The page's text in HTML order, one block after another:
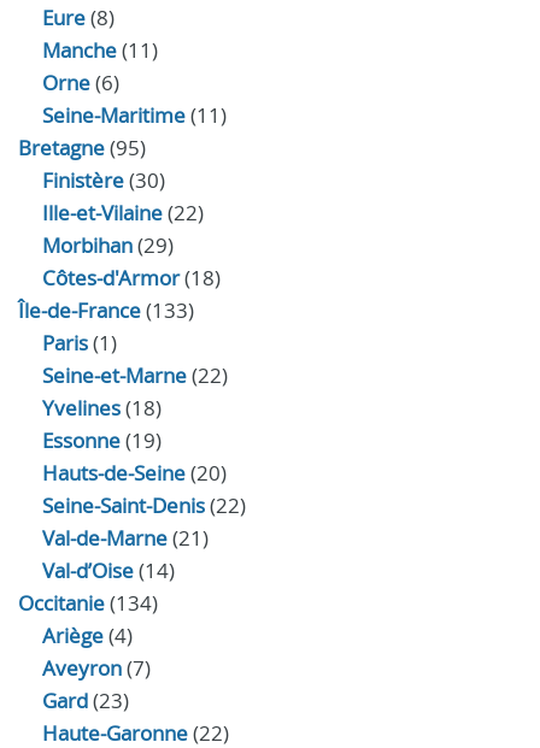
Eure(8)
Manche(11)
Orne(6)
Seine-Maritime(11)
Bretagne(95)
Finistère(30)
Ille-et-Vilaine(22)
Morbihan(29)
Côtes-d'Armor(18)
Île-de-France(133)
Paris(1)
Seine-et-Marne(22)
Yvelines(18)
Essonne(19)
Hauts-de-Seine(20)
Seine-Saint-Denis(22)
Val-de-Marne(21)
Val-d’Oise(14)
Occitanie(134)
Ariège(4)
Aveyron(7)
Gard(23)
Haute-Garonne(22)